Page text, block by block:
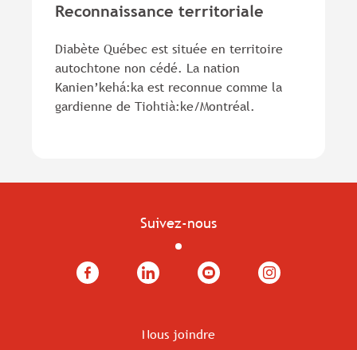
Reconnaissance territoriale
Diabète Québec est située en territoire
autochtone non cédé. La nation
Kanien’kehá:ka est reconnue comme la
gardienne de Tiohtià:ke/Montréal.
Suivez-nous
Facebook LinkedIn YouTube Instagram
Nous joindre